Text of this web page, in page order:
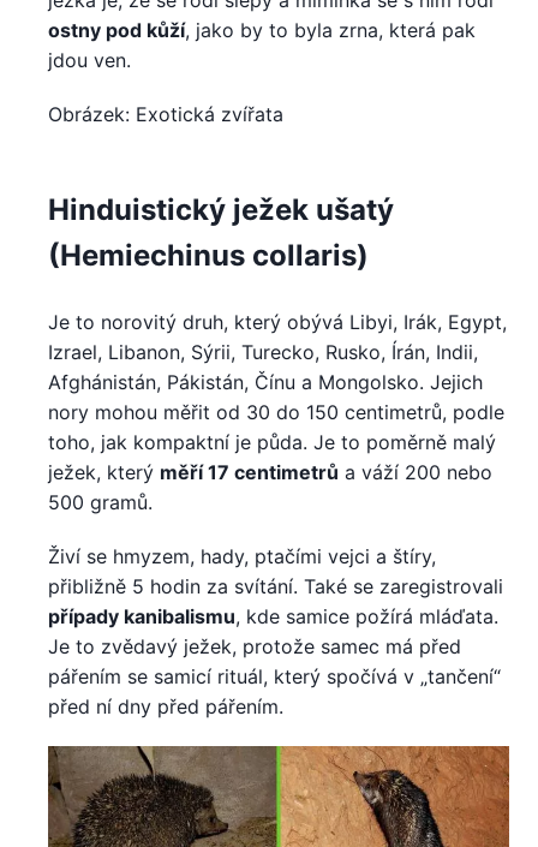
ostny pod kůží, jako by to byla zrna, která pak
jdou ven.
Obrázek: Exotická zvířata
Hinduistický ježek ušatý
(Hemiechinus collaris)
Je to norovitý druh, který obývá Libyi, Irák, Egypt,
Izrael, Libanon, Sýrii, Turecko, Rusko, Írán, Indii,
Afghánistán, Pákistán, Čínu a Mongolsko. Jejich
nory mohou měřit od 30 do 150 centimetrů, podle
toho, jak kompaktní je půda. Je to poměrně malý
ježek, který měří 17 centimetrů a váží 200 nebo
500 gramů.
Živí se hmyzem, hady, ptačími vejci a štíry,
přibližně 5 hodin za svítání. Také se zaregistrovali
případy kanibalismu, kde samice požírá mláďata.
Je to zvědavý ježek, protože samec má před
pářením se samicí rituál, který spočívá v „tančení“
před ní dny před pářením.